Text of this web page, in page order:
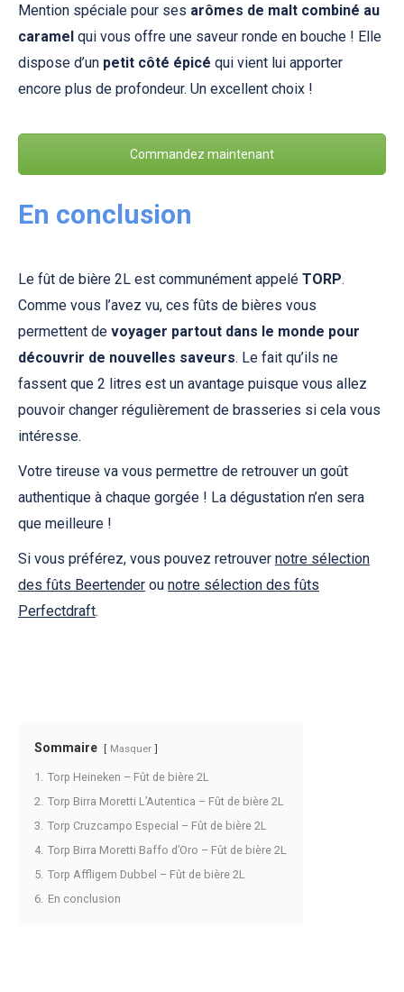
Mention spéciale pour ses arômes de malt combiné au
caramel qui vous offre une saveur ronde en bouche ! Elle
dispose d’un petit côté épicé qui vient lui apporter
encore plus de profondeur. Un excellent choix !
Commandez maintenant
En conclusion
Le fût de bière 2L est communément appelé TORP.
Comme vous l’avez vu, ces fûts de bières vous
permettent de voyager partout dans le monde pour
découvrir de nouvelles saveurs. Le fait qu’ils ne
fassent que 2 litres est un avantage puisque vous allez
pouvoir changer régulièrement de brasseries si cela vous
intéresse.
Votre tireuse va vous permettre de retrouver un goût
authentique à chaque gorgée ! La dégustation n’en sera
que meilleure !
Si vous préférez, vous pouvez retrouver notre sélection
des fûts Beertender ou notre sélection des fûts
Perfectdraft.
Sommaire Masquer
1.
Torp Heineken – Fût de bière 2L
2. Torp Birra Moretti L’Autentica – Fût de bière 2L
3. Torp Cruzcampo Especial – Fût de bière 2L
4. Torp Birra Moretti Baffo d’Oro – Fût de bière 2L
5. Torp Affligem Dubbel – Fût de bière 2L
6. En conclusion